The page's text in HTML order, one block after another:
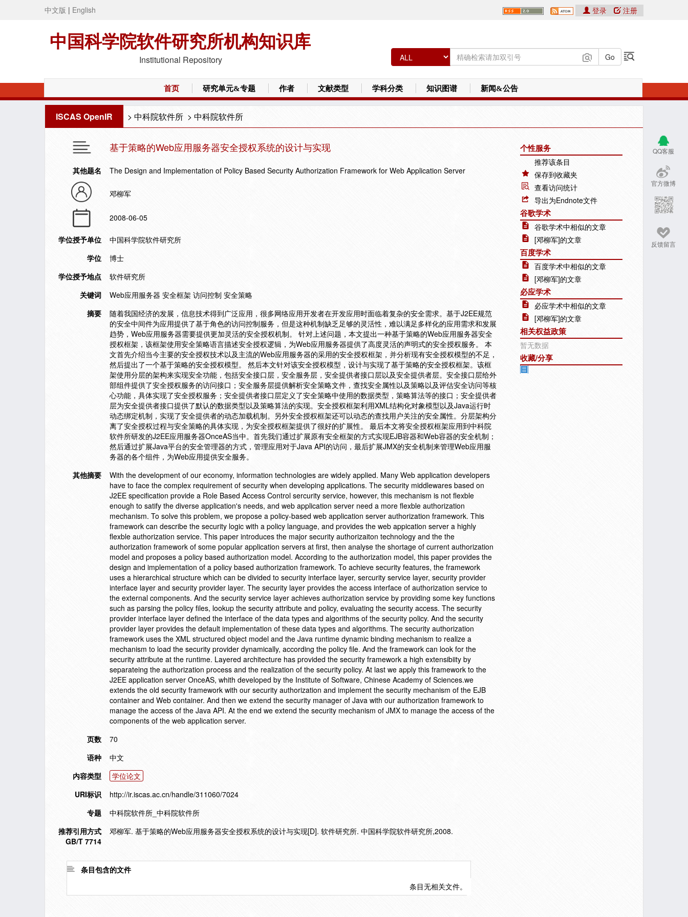
中文版 | English
中国科学院软件研究所机构知识库
Institutional Repository
登录 注册
首页 研究单元&专题 作者 文献类型 学科分类 知识图谱 新闻&公告
ISCAS OpenIR > 中科院软件所 > 中科院软件所
QQ客服
官方微博
反馈留言
基于策略的Web应用服务器安全授权系统的设计与实现
其他题名 The Design and Implementation of Policy Based Security Authorization Framework for Web Application Server
邓柳军
2008-06-05
学位授予单位
中国科学院软件研究所
学位
博士
学位授予地点
软件研究所
关键词
Web应用服务器 安全框架 访问控制 安全策略
摘要
随着我国经济的发展，信息技术得到广泛应用，很多网络应用开发者在开发应用时面临着复杂的安全需求。基于J2EE规范
的安全中间件为应用提供了基于角色的访问控制服务，但是这种机制缺乏足够的灵活性，难以满足多样化的应用需求和发展
趋势，Web应用服务器需要提供更加灵活的安全授权机制。 针对上述问题，本文提出一种基于策略的Web应用服务器安全
授权框架，该框架使用安全策略语言描述安全授权逻辑，为Web应用服务器提供了高度灵活的声明式的安全授权服务。 本
文首先介绍当今主要的安全授权技术以及主流的Web应用服务器的采用的安全授权框架，并分析现有安全授权模型的不足，
然后提出了一个基于策略的安全授权模型。 然后本文针对该安全授权模型，设计与实现了基于策略的安全授权框架。该框
架使用分层的架构来实现安全功能，包括安全接口层，安全服务层，安全提供者接口层以及安全提供者层。安全接口层给外
部组件提供了安全授权服务的访问接口；安全服务层提供解析安全策略文件，查找安全属性以及策略以及评估安全访问等核
心功能，具体实现了安全授权服务；安全提供者接口层定义了安全策略中使用的数据类型，策略算法等的接口；安全提供者
层为安全提供者接口提供了默认的数据类型以及策略算法的实现。安全授权框架利用XML结构化对象模型以及Java运行时
动态绑定机制，实现了安全提供者的动态加载机制。另外安全授权框架还可以动态的查找用户关注的安全属性。分层架构分
离了安全授权过程与安全策略的具体实现，为安全授权框架提供了很好的扩展性。 最后本文将安全授权框架应用到中科院
软件所研发的J2EE应用服务器OnceAS当中。首先我们通过扩展原有安全框架的方式实现EJB容器和Web容器的安全机制；
然后通过扩展Java平台的安全管理器的方式，管理应用对于Java API的访问，最后扩展JMX的安全机制来管理Web应用服
务器的各个组件，为Web应用提供安全服务。
其他摘要
With the development of our economy, information technologies are widely applied. Many Web application developers
have to face the complex requirement of security when developing applications. The security middlewares based on
J2EE specification provide a Role Based Access Control sercurity service, however, this mechanism is not flexble
enough to satify the diverse application's needs, and web application server need a more flexble authorization
mechanism. To solve this problem, we propose a policy-based web application server authorization framework. This
framework can describe the security logic with a policy language, and provides the web appication server a highly
flexble authorization service. This paper introduces the major security authorizaiton technology and the the
authorization framework of some popular application servers at first, then analyse the shortage of current authorization
model and proposes a policy based authorization model. According to the authorization model, this paper provides the
design and implementation of a policy based authorization framework. To achieve security features, the framework
uses a hierarchical structure which can be divided to security interface layer, sercurity service layer, security provider
interface layer and security provider layer. The security layer provides the access interface of authorization service to
the external components. And the security service layer achieves authorization service by providing some key functions
such as parsing the policy files, lookup the security attribute and policy, evaluating the security access. The security
provider interface layer defined the interface of the data types and algorithms of the security policy. And the security
provider layer provides the default implementation of these data types and algorithms. The security authorization
framework uses the XML structured object model and the Java runtime dynamic binding mechanism to realize a
mechanism to load the security provider dynamically, according the policy file. And the framework can look for the
security attribute at the runtime. Layered architecture has provided the security framework a high extensibiity by
separateing the authorization process and the realization of the security policy. At last we apply this framework to the
J2EE application server OnceAS, whith developed by the Institute of Software, Chinese Academy of Sciences.we
extends the old security framework with our security authorization and implement the security mechanism of the EJB
container and Web container. And then we extend the security manager of Java with our authorization framework to
manage the access of the Java API. At the end we extend the security mechanism of JMX to manage the access of the
components of the web application server.
页数
70
语种
中文
内容类型
学位论文
URI标识
http://ir.iscas.ac.cn/handle/311060/7024
专题
中科院软件所_中科院软件所
推荐引用方式
GB/T 7714
邓柳军. 基于策略的Web应用服务器安全授权系统的设计与实现[D]. 软件研究所. 中国科学院软件研究所,2008.
条目包含的文件
条目无相关文件。
个性服务
推荐该条目
保存到收藏夹
查看访问统计
导出为Endnote文件
谷歌学术
谷歌学术中相似的文章
[邓柳军]的文章
百度学术
百度学术中相似的文章
[邓柳军]的文章
必应学术
必应学术中相似的文章
[邓柳军]的文章
相关权益政策
暂无数据
收藏/分享